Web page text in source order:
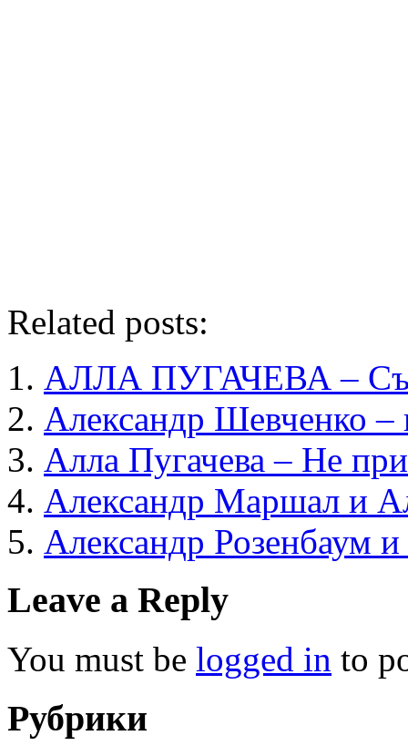
Related posts:
АЛЛА ПУГАЧЕВА –
Александр Шевченко –
Алла Пугачева – Не
Александр Маршал и
Александр Розенбаум
Leave a Reply
You must be logged in to
Рубрики